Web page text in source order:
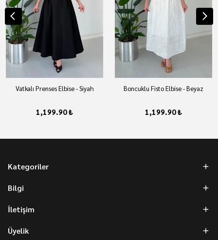
Vatkalı Prenses Elbise - Siyah
1,199.90 ₺
Boncuklu Fisto Elbise - Beyaz
1,199.90 ₺
Kategoriler
Bilgi
İletişim
Üyelik